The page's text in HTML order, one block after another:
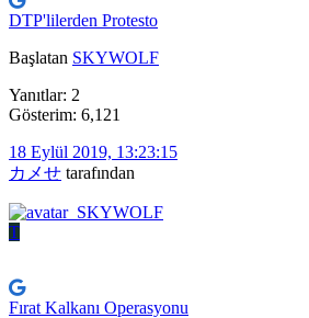
DTP'lilerden Protesto
Başlatan SKYWOLF
Yanıtlar: 2
Gösterim: 6,121
18 Eylül 2019, 13:23:15
カメせ tarafından
T
Fırat Kalkanı Operasyonu